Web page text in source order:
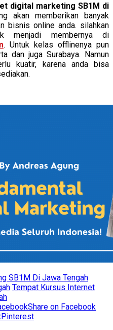
digital marketing SB1M di
akan memberikan banyak
bisnis online anda. silahkan
menjadi membernya di
. Untuk kelas offlinenya pun
dan juga Surabaya. Namun
kuatir, karena anda bisa
SB1M Di Jawa Tengah
Tempat Kursus Internet
Share on Facebook
Pinterest